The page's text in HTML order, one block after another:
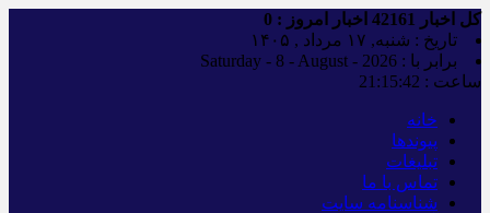
کل اخبار اخبار امروز : 0
تاریخ : شنبه, ۱۷ مرداد , ۱۴۰۵
برابر با : Saturday - 8 - August - 2026
ساعت : 21:15:43
خانه
پیوندها
تبلیغات
تماس با ما
شناسنامه سایت